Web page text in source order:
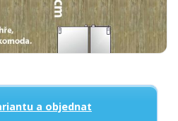
a objednat